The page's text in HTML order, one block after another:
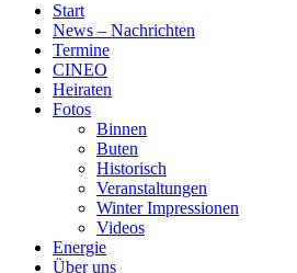
Start
News – Nachrichten
Termine
CINEO
Heiraten
Fotos
Binnen
Buten
Historisch
Veranstaltungen
Winter Impressionen
Videos
Energie
Über uns